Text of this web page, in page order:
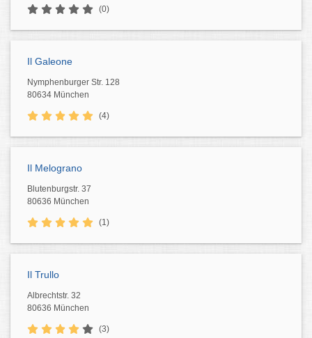
(0)
Il Galeone
Nymphenburger Str. 128
80634 München
(4)
Il Melograno
Blutenburgstr. 37
80636 München
(1)
Il Trullo
Albrechtstr. 32
80636 München
(3)